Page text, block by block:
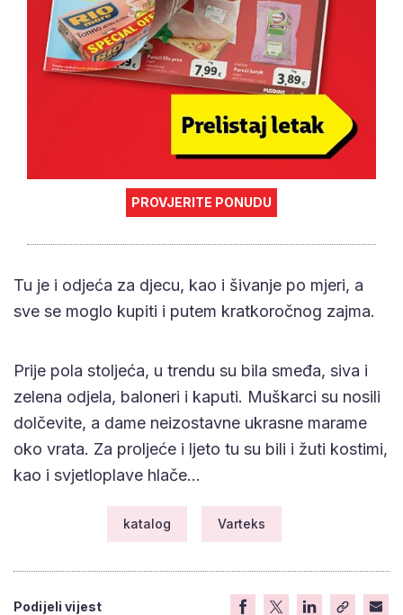
PROVJERITE PONUDU
Tu je i odjeća za djecu, kao i šivanje po mjeri, a
sve se moglo kupiti i putem kratkoročnog zajma.
Prije pola stoljeća, u trendu su bila smeđa, siva i
zelena odjela, baloneri i kaputi. Muškarci su nosili
dolčevite, a dame neizostavne ukrasne marame
oko vrata. Za proljeće i ljeto tu su bili i žuti kostimi,
kao i svjetloplave hlače…
katalog Varteks
Podijeli vijest